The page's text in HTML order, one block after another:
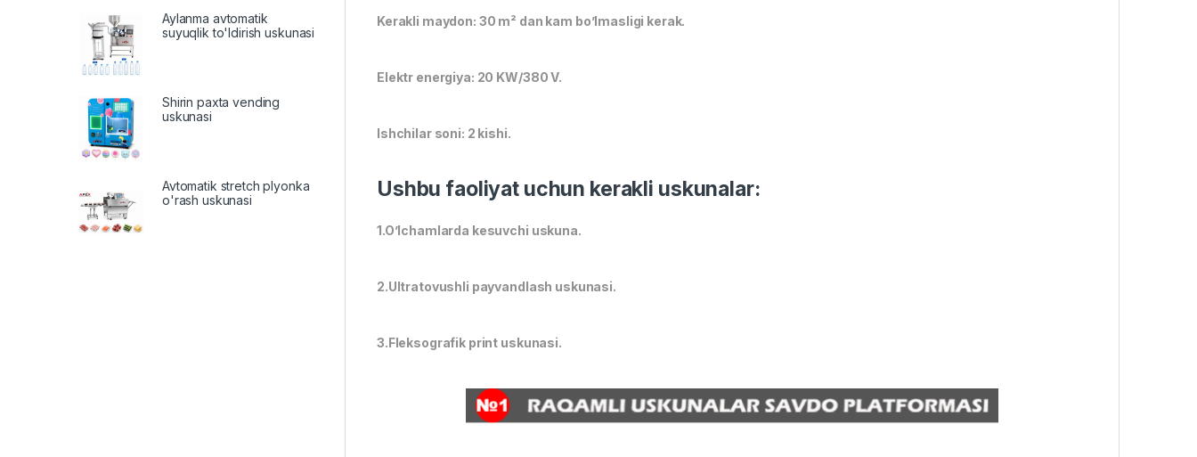
Kerakli maydon: 30 m² dan kam bo’lmasligi kerak.
Elektr energiya: 20 KW/380 V.
Ishchilar soni: 2 kishi.
Ushbu faoliyat uchun kerakli uskunalar:
1.O’lchamlarda kesuvchi uskuna.
2.Ultratovushli payvandlash uskunasi.
3.Fleksografik print uskunasi.
Aylanma avtomatik
suyuqlik to'ldirish uskunasi
Shirin paxta vending
uskunasi
Avtomatik stretch plyonka
o'rash uskunasi